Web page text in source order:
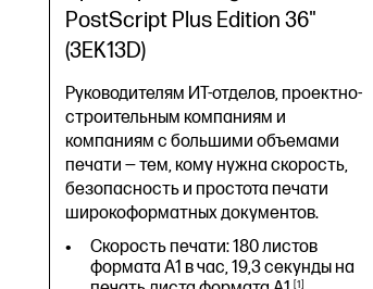
препроцессором) (в спящем
режиме) 0,1 Вт (в выключенном
состоянии)
Термальная струйная печать HP
1802 x 695 x 998 мм
PostScript Plus Edition 36"
(3EK13D)
Руководителям ИТ-отделов, проектно-
строительным компаниям и
компаниям с большими объемами
печати — тем, кому нужна скорость,
безопасность и простота печати
широкоформатных документов.
Скорость печати: 180 листов
формата A1 в час, 19,3 секунды на
1